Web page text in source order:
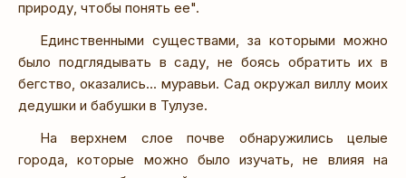
природу, чтобы понять ее".
Единственными существами, за которыми можно
было подглядывать в саду, не боясь обратить их в
бегство, оказались... муравьи. Сад окружал виллу моих
дедушки и бабушки в Тулузе.
На верхнем слое почве обнаружились целые
города, которые можно было изучать, не влияя на